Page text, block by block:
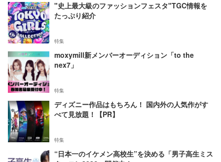
"史上最大級のファッションフェスタ"TGC情報を
たっぷり紹介
特集
moxymill新メンバーオーディション「to the
nex7」
特集
ディズニー作品はもちろん！ 国内外の人気作がす
べて見放題！【PR】
特集
“日本一のイケメン高校生”を決める「男子高生ミス